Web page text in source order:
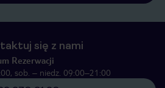
się z nami
Rezerwacji
sob. – niedz. 09:00–21:00